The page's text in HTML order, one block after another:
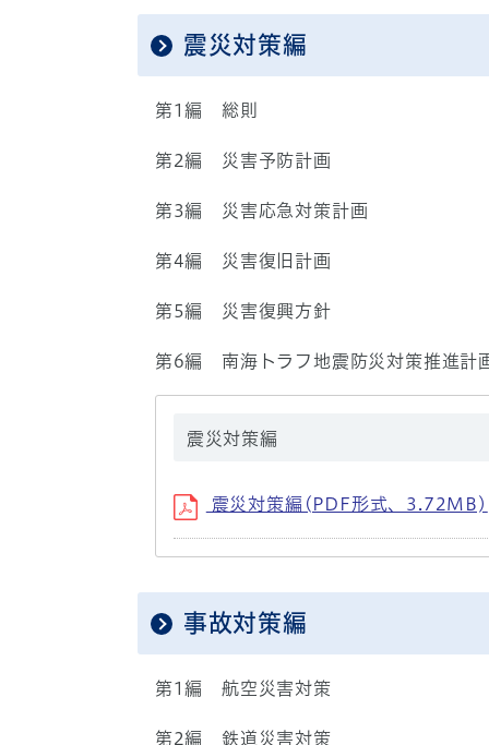
震災対策編
第1編 総則
第2編 災害予防計画
第3編 災害応急対策計画
第4編 災害復旧計画
第5編 災害復興方針
第6編 南海トラフ地震防災対策推進計
震災対策編
震災対策編(PDF形式、3.72MB)
事故対策編
第1編 航空災害対策
第2編 鉄道災害対策